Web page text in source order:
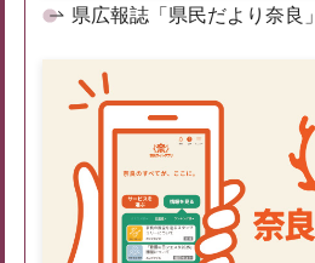
県広報誌「県民だより奈良」